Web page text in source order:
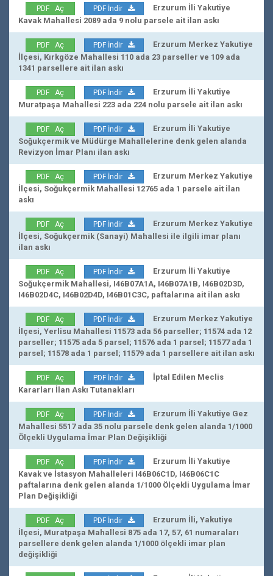
PDF Aç PDF İndir
Erzurum İli Yakutiye
Kavak Mahallesi 2089 ada 9 nolu parsele ait ilan askı
PDF Aç PDF İndir
Erzurum Merkez Yakutiye
İlçesi, Kırkgöze Mahallesi 110 ada 23 parseller ve 109 ada
1341 parsellere ait ilan askı
PDF Aç PDF İndir
Erzurum İli Yakutiye
Muratpaşa Mahallesi 223 ada 224 nolu parsele ait ilan askı
PDF Aç PDF İndir
Erzurum İli Yakutiye
Soğukçermik ve Müdürge Mahallelerine denk gelen alanda
Revizyon İmar Planı ilan askı
PDF Aç PDF İndir
Erzurum Merkez Yakutiye
İlçesi, Soğukçermik Mahallesi 12765 ada 1 parsele ait ilan
askı
PDF Aç PDF İndir
Erzurum Merkez Yakutiye
İlçesi, Soğukçermik (Sanayi) Mahallesi ile ilgili imar planı
ilan askı
PDF Aç PDF İndir
Erzurum İli Yakutiye
Soğukçermik Mahallesi, I46B07A1A, I46B07A1B, I46B02D3D,
I46B02D4C, I46B02D4D, I46B01C3C, paftalarına ait ilan askı
PDF Aç PDF İndir
Erzurum Merkez Yakutiye
İlçesi, Yerlisu Mahallesi 11573 ada 56 parseller; 11574 ada 12
parseller; 11575 ada 5 parsel; 11576 ada 1 parsel; 11577 ada 1
parsel; 11578 ada 1 parsel; 11579 ada 1 parsellere ait ilan askı
PDF Aç PDF İndir
İptal Edilen Meclis
Kararları İlan Askı Tutanakları
PDF Aç PDF İndir
Erzurum İli Yakutiye Gez
Mahallesi 5517 ada 35 nolu parsele denk gelen alanda 1/1000
Ölçekli Uygulama İmar Plan Değişikliği
PDF Aç PDF İndir
Erzurum İli Yakutiye
Kavak ve İstasyon Mahalleleri I46B06C1D, I46B06C1C
paftalarına denk gelen alanda 1/1000 Ölçekli Uygulama İmar
Plan Değişikliği
PDF Aç PDF İndir
Erzurum İli, Yakutiye
İlçesi, Muratpaşa Mahallesi 875 ada 17, 57, 61 numaraları
parsellere denk gelen alanda 1/1000 ölçekli imar plan
değişikliği